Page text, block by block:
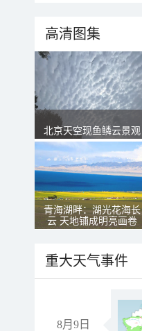
高清图集
北京天空现鱼鳞云景观
青海湖畔：湖光花海长
云 天地铺成明亮画卷
重大天气事件
8月9日